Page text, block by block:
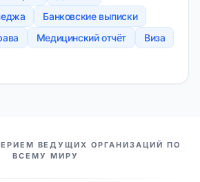
Банковские выписки
Медицинский отчёт
Виза
ВЕДУЩИХ ОРГАНИЗАЦИЙ ПО
ВСЕМУ МИРУ